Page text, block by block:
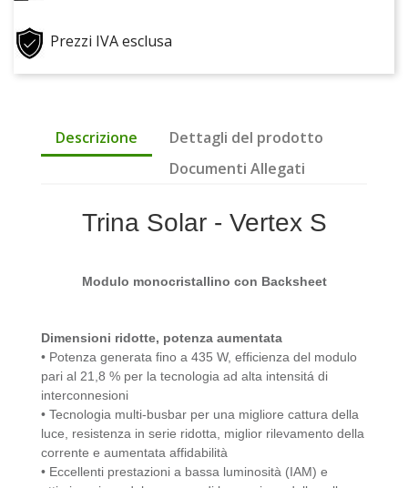
Prezzi IVA esclusa
Descrizione
Dettagli del prodotto
Documenti Allegati
Trina Solar - Vertex S
Modulo monocristallino con Backsheet
Dimensioni ridotte, potenza aumentata
• Potenza generata fino a 435 W, efficienza del modulo
pari al 21,8 % per la tecnologia ad alta intensitá di
interconnesioni
• Tecnologia multi-busbar per una migliore cattura della
luce, resistenza in serie ridotta, miglior rilevamento della
corrente e aumentata affidabilità
• Eccellenti prestazioni a bassa luminosità (IAM) e